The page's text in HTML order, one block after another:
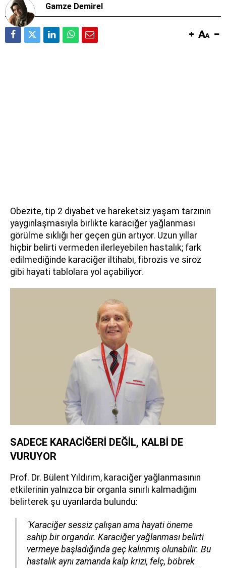
Gamze Demirel
Obezite, tip 2 diyabet ve hareketsiz yaşam tarzının
yaygınlaşmasıyla birlikte karaciğer yağlanması
görülme sıklığı her geçen gün artıyor. Uzun yıllar
hiçbir belirti vermeden ilerleyebilen hastalık; fark
edilmediğinde karaciğer iltihabı, fibrozis ve siroz
gibi hayati tablolara yol açabiliyor.
SADECE KARACİĞERİ DEĞİL, KALBİ DE
VURUYOR
Prof. Dr. Bülent Yıldırım, karaciğer yağlanmasının
etkilerinin yalnızca bir organla sınırlı kalmadığını
belirterek şu uyarılarda bulundu:
"Karaciğer sessiz çalışan ama hayati öneme
sahip bir organdır. Karaciğer yağlanması belirti
vermeye başladığında geç kalınmış olunabilir. Bu
hastalık aynı zamanda kalp krizi, felç, böbrek